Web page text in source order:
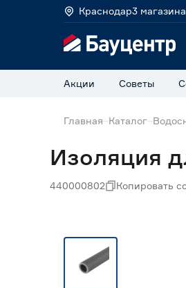
Краснодар3 магазина
Акции Советы
Главная Каталог
Изоляция
440000802 Копировать